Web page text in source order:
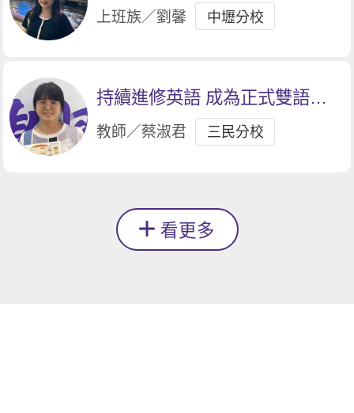
上班族／劉馨 中壢分校
持續進修英語 成為正式雙語教
師的夢想
教師／蔡淑君 三民分校
看更多